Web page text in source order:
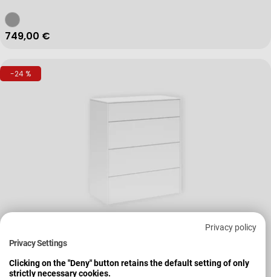
Privacy policy
Privacy Settings
Clicking on the "Deny" button retains the default setting of only
strictly necessary cookies.
Regulärer Preis
749,00 €
-24 %
Kommode Riverside
+ Weitere Varianten